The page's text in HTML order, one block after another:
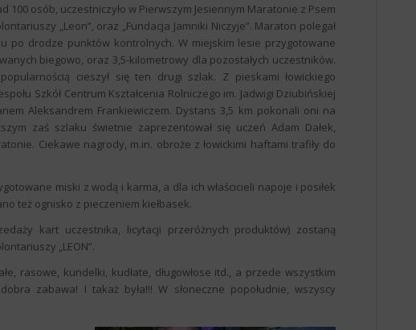
osób, uczestniczyło w Pierwszym Jesiennym Maratonie z Psem
„Leon”, oraz „Fundacja Jamniki Niczyje”. Maraton polegał
po drodze punktów kontrolnych. W miejskim lesie przygotowane
biegowo, oraz 3,5-kilometrowy dla pozostałych uczestników.
cieszył się ten drugi szlak. Z pieskami łowickiego
Szkół Centrum Kształcenia Rolniczego im. Jadwigi Dziubińskiej
Aleksandrem Frankiewiczem. Dystans 3,5 km pokonali oni na
zaś szlaku świetnie zaprezentował się uczeń Adam Dałek,
Ciekawe nagrody, m.in. obroże z łowickimi haftami trafiły do
miski z wodą i karma, a dla ich właścicieli napoje i posiłek
też ognisko z pieczeniem kiełbasek.
kart uczestnika, licytacji przeróżnych produktów) zostaną
„LEON”.
rasowe, kundelki, kudłate, długowłose itd., a przede wszystkim
zabawa! I takaż była!!! W słoneczne popołudnie, wszyscy